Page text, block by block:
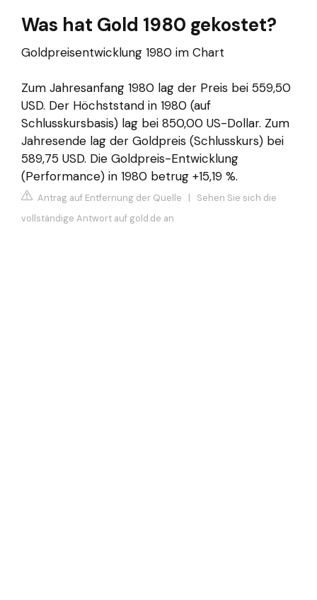
Was hat Gold 1980 gekostet?
Goldpreisentwicklung 1980 im Chart
Zum Jahresanfang 1980 lag der Preis bei 559,50
USD. Der Höchststand in 1980 (auf
Schlusskursbasis) lag bei 850,00 US-Dollar. Zum
Jahresende lag der Goldpreis (Schlusskurs) bei
589,75 USD. Die Goldpreis-Entwicklung
(Performance) in 1980 betrug +15,19 %.
Antrag auf Entfernung der Quelle | Sehen Sie sich die
vollständige Antwort auf gold.de an